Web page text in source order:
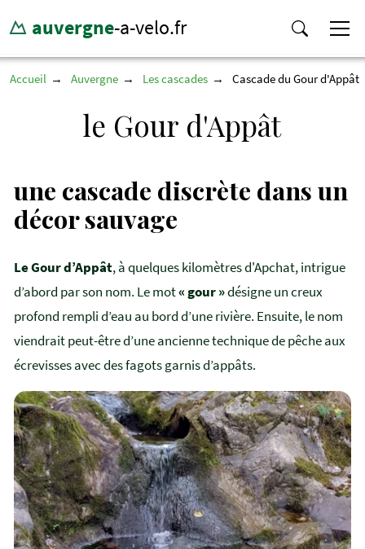
auvergne-a-velo.fr
Accueil Auvergne Les cascades Cascade du Gour d'Appât
le Gour d'Appât
une cascade discrète dans un
décor sauvage
Le Gour d’Appât, à quelques kilomètres d'Apchat, intrigue
d’abord par son nom. Le mot« gour »désigne un creux
profond rempli d’eau au bord d’une rivière. Ensuite, le nom
viendrait peut-être d’une ancienne technique de pêche aux
écrevisses avec des fagots garnis d’appâts.